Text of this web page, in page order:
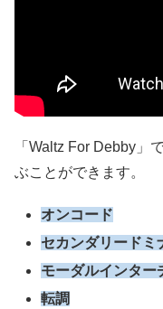
「Waltz For Debby」
ぶことができます。
オンコード
セカンダリードミ
モーダルインター
転調